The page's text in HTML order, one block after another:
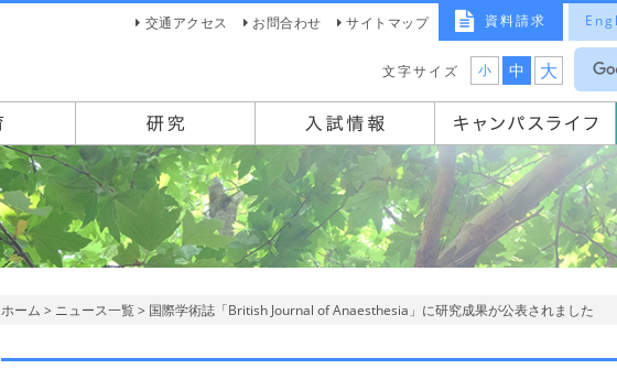
資料請求
交通アクセス お問合わせ サイトマップ
文字サイズ 小 中 大
ホーム > ニュース一覧> 国際学術誌「British Journal of Anaesthesia」に研究成果が公表されました